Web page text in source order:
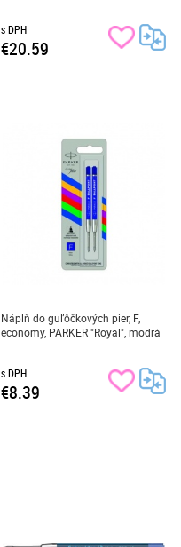
s DPH
€20.59
Náplň do guľôčkových pier, F,
economy, PARKER "Royal", modrá
s DPH
€8.39